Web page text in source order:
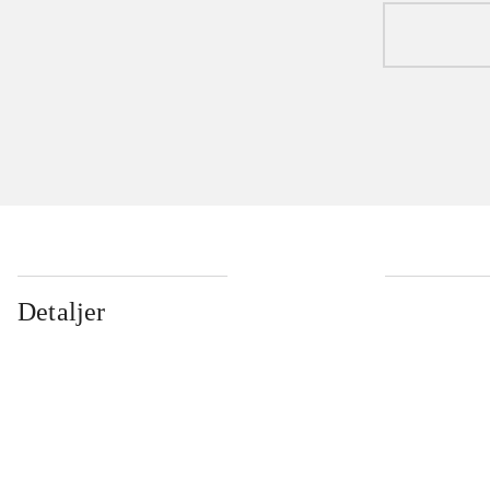
Detaljer